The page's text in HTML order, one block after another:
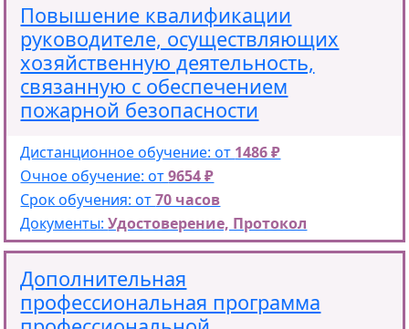
Повышение квалификации
руководителе, осуществляющих
хозяйственную деятельность,
связанную с обеспечением
пожарной безопасности
Дистанционное обучение: от 1486 ₽
Очное обучение: от9654 ₽
Срок обучения: от70 часов
Документы:Удостоверение, Протокол
Дополнительная
профессиональная программа